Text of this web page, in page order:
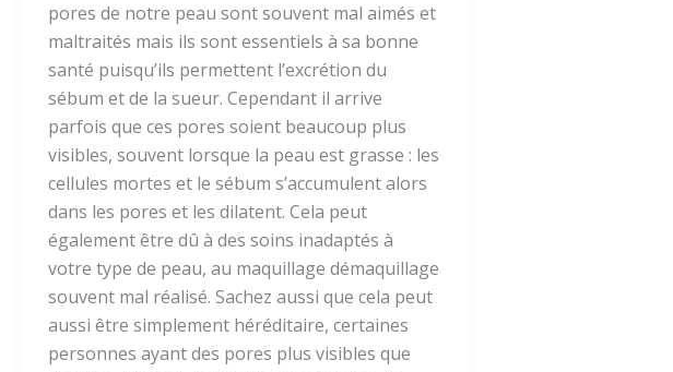
pores de notre peau sont souvent mal aimés et
maltraités mais ils sont essentiels à sa bonne
santé puisqu’ils permettent l’excrétion du
sébum et de la sueur. Cependant il arrive
parfois que ces pores soient beaucoup plus
visibles, souvent lorsque la peau est grasse : les
cellules mortes et le sébum s’accumulent alors
dans les pores et les dilatent. Cela peut
également être dû à des soins inadaptés à
votre type de peau, au maquillage démaquillage
souvent mal réalisé. Sachez aussi que cela peut
aussi être simplement héréditaire, certaines
personnes ayant des pores plus visibles que